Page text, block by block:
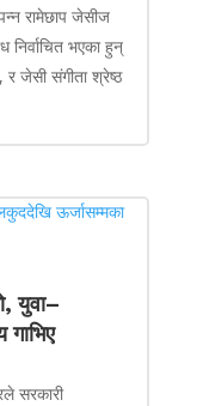
रामेछाप जेसीज
निर्वाचित भएका हुन्
र जेसी संगीता श्रेष्ठ
युवा–
सरकारी